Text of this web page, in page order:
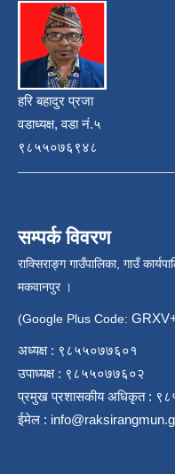
हरि बहादुर प्रजा
वडाध्यक्ष, वडा नं.५
९८५५०७६९४८
सम्पर्क विवरण
राक्सिराङ्ग गाउँपालिका, गाउँ
मकवानपुर ।
(Google Plus Code:
अध्यक्ष : ९८५५०७७६०१
उपाध्यक्ष : ९८५५०७७६०२
प्रमुख प्रशासकीय अधिकृत :
ईमेल :